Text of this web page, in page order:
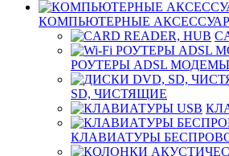
КОМПЬЮТЕРНЫЕ
РОУТЕРЫ ADSL МОДЕМЫ
SD, ЧИСТЯЩИЕ
КЛАВИАТУРЫ